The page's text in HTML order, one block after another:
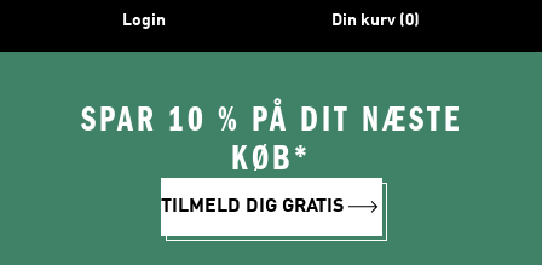
Login Din kurv (0)
SPAR 10 % PÅ DIT NÆSTE
KØB*
TILMELD DIG GRATIS